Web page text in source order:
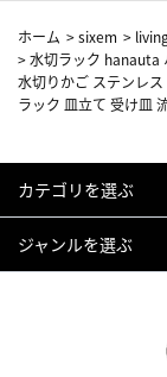
ホーム >sixem >
>水切ラック hanauta
水切りかご ステンレ
ラック 皿立て 受け皿
カテゴリを選ぶ
ジャンルを選ぶ